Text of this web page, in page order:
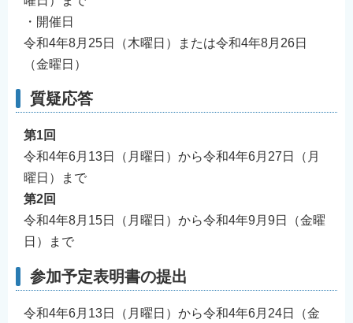
・開催日
令和4年8月25日（木曜日）または令和4年8月26日
（金曜日）
質疑応答
第1回
令和4年6月13日（月曜日）から令和4年6月27日（月
曜日）まで
第2回
令和4年8月15日（月曜日）から令和4年9月9日（金曜
日）まで
参加予定表明書の提出
令和4年6月13日（月曜日）から令和4年6月24日（金